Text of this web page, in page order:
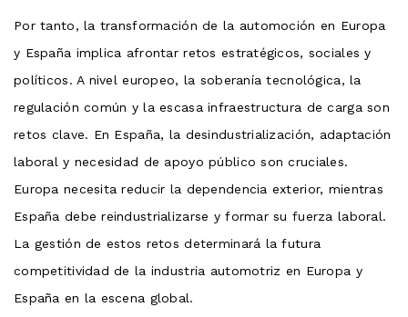
Por tanto, la transformación de la automoción en Europa
y España implica afrontar retos estratégicos, sociales y
políticos. A nivel europeo, la soberanía tecnológica, la
regulación común y la escasa infraestructura de carga son
retos clave. En España, la desindustrialización, adaptación
laboral y necesidad de apoyo público son cruciales.
Europa necesita reducir la dependencia exterior, mientras
España debe reindustrializarse y formar su fuerza laboral.
La gestión de estos retos determinará la futura
competitividad de la industria automotriz en Europa y
España en la escena global.